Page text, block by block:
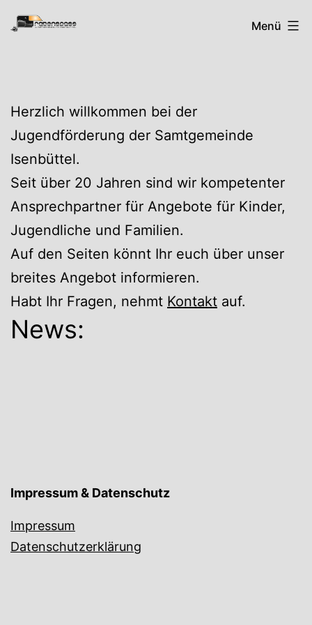
Zum
Inhalt
RabenspassMenü
Herzlich willkommen bei der
Jugendförderung der Samtgemeinde
Isenbüttel.
Seit über 20 Jahren sind wir kompetenter
Ansprechpartner für Angebote für Kinder,
Jugendliche und Familien.
Auf den Seiten könnt Ihr euch über unser
breites Angebot informieren.
Habt Ihr Fragen, nehmt Kontakt auf.
News:
Impressum & Datenschutz
Impressum
Datenschutzerklärung